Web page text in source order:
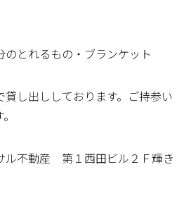
とれるもの・ブランケット
し出ししております。ご持参い
ル不動産 第１西田ビル２Ｆ輝き